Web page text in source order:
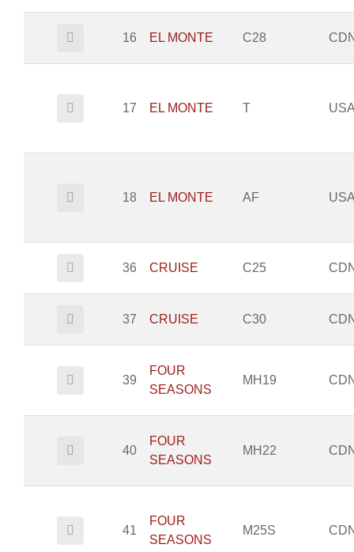
16 EL MONTE C28
17 EL MONTE T
18 EL MONTE AF
36 CRUISE C25
37 CRUISE C30
39
FOUR
SEASONS
MH19
40
FOUR
SEASONS
MH22
41
FOUR
SEASONS
M25S